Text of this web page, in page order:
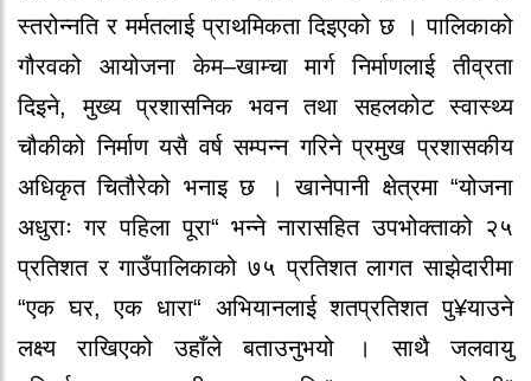
स्तरोन्नति र मर्मतलाई प्राथमिकता दिइएको छ । पालिकाको
गौरवको आयोजना केम–खाम्चा मार्ग निर्माणलाई तीव्रता
दिइने, मुख्य प्रशासनिक भवन तथा सहलकोट स्वास्थ्य
चौकीको निर्माण यसै वर्ष सम्पन्न गरिने प्रमुख प्रशासकीय
अधिकृत चितौरेको भनाइ छ । खानेपानी क्षेत्रमा “योजना
अधुराः गर पहिला पूरा“ भन्ने नारासहित उपभोक्ताको २५
प्रतिशत र गाउँपालिकाको ७५ प्रतिशत लागत साझेदारीमा
“एक घर, एक धारा“ अभियानलाई शतप्रतिशत पु¥याउने
लक्ष्य राखिएको उहाँले बताउनुभयो । साथै जलवायु